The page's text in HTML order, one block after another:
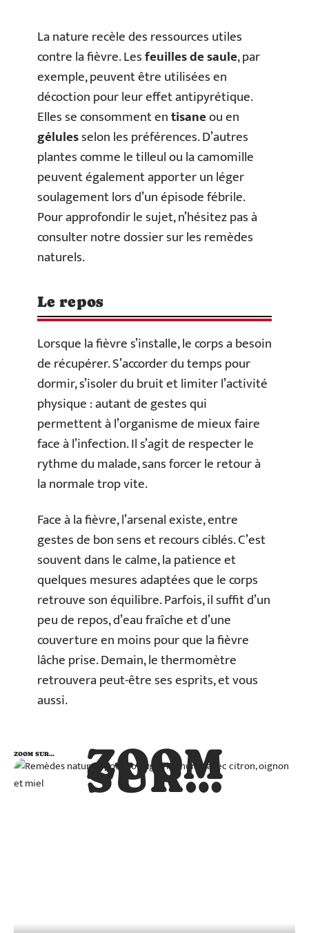
La nature recèle des ressources utiles
contre la fièvre. Lesfeuilles de saule, par
exemple, peuvent être utilisées en
décoction pour leur effet antipyrétique.
Elles se consomment entisaneou en
gélulesselon les préférences. D’autres
plantes comme le tilleul ou la camomille
peuvent également apporter un léger
soulagement lors d’un épisode fébrile.
Pour approfondir le sujet, n’hésitez pas à
consulter notre dossier sur les remèdes
naturels.
Le repos
Lorsque la fièvre s’installe, le corps a besoin
de récupérer. S’accorder du temps pour
dormir, s’isoler du bruit et limiter l’activité
physique : autant de gestes qui
permettent à l’organisme de mieux faire
face à l’infection. Il s’agit de respecter le
rythme du malade, sans forcer le retour à
la normale trop vite.
Face à la fièvre, l’arsenal existe, entre
gestes de bon sens et recours ciblés. C’est
souvent dans le calme, la patience et
quelques mesures adaptées que le corps
retrouve son équilibre. Parfois, il suffit d’un
peu de repos, d’eau fraîche et d’une
couverture en moins pour que la fièvre
lâche prise. Demain, le thermomètre
retrouvera peut-être ses esprits, et vous
aussi.
ZOOM
SUR…
ZOOM SUR…